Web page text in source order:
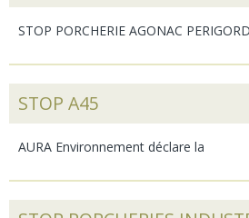
STOP PORCHERIE AGONAC PERIGORD
STOP A45
AURA Environnement déclare la